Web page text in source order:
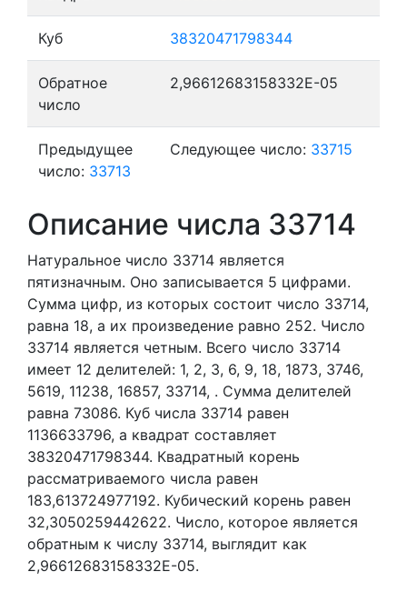
Куб 38320471798344
Обратное
число
2,96612683158332E-05
Предыдущее
число: 33713
Следующее число: 33715
Описание числа 33714
Натуральное число 33714 является
пятизначным. Оно записывается 5 цифрами.
Сумма цифр, из которых состоит число 33714,
равна 18, а их произведение равно 252. Число
33714 является четным. Всего число 33714
имеет 12 делителей: 1, 2, 3, 6, 9, 18, 1873, 3746,
5619, 11238, 16857, 33714, . Сумма делителей
равна 73086. Куб числа 33714 равен
1136633796, а квадрат составляет
38320471798344. Квадратный корень
рассматриваемого числа равен
183,613724977192. Кубический корень равен
32,3050259442622. Число, которое является
обратным к числу 33714, выглядит как
2,96612683158332E-05.